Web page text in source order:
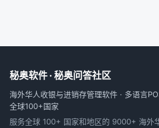
秘奥软件 · 秘奥问答社区
海外华人收银与进销存管理软件 · 多语言
全球100+国家
服务全球 100+ 国家和地区的 9000+ 海外